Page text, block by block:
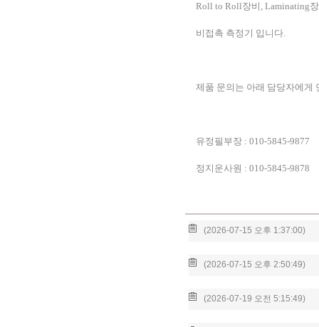
Roll to Roll장비 , Laminating
비접촉 측정기 입니다.
제품 문의는 아래 담당자에게
유정필부장 : 010-5845-9877
정지운사원 : 010-5845-9878
(2026-07-15 오후 1:37:00)
(2026-07-15 오후 2:50:49)
(2026-07-19 오전 5:15:49)